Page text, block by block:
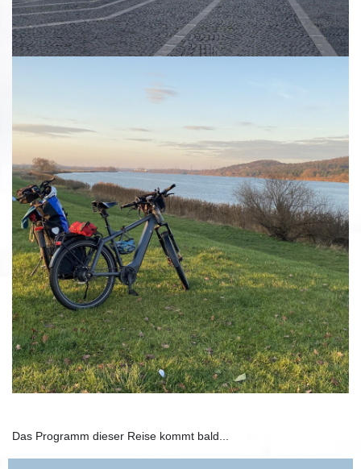
Das Programm dieser Reise kommt bald...